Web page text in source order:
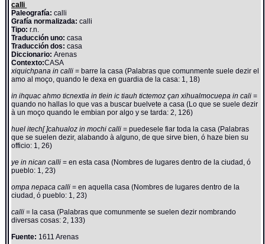
calli
Paleografía: calli
Grafía normalizada: calli
Tipo: r.n.
Traducción uno: casa
Traducción dos: casa
Diccionario:Arenas
Contexto:CASA
xiquichpana in calli= barre la casa (Palabras que comunmente suele dezir el
amo al moço, quando le dexa en guardia de la casa: 1, 18)
in ihquac ahmo ticnextia in tlein ic tiauh tictemoz çan xihualmocuepa in cali=
quando no hallas lo que vas a buscar buelvete a casa (Lo que se suele dezir
à un moço quando le embian por algo y se tarda: 2, 126)
huel itech[ ]cahualoz in mochi calli= puedesele fiar toda la casa (Palabras
que se suelen dezir, alabando à alguno, de que sirve bien, ó haze bien su
officio: 1, 26)
ye in nican calli= en esta casa (Nombres de lugares dentro de la ciudad, ó
pueblo: 1, 23)
ompa nepaca calli= en aquella casa (Nombres de lugares dentro de la
ciudad, ó pueblo: 1, 23)
calli= la casa (Palabras que comunmente se suelen dezir nombrando
diversas cosas: 2, 133)
Fuente: 1611 Arenas